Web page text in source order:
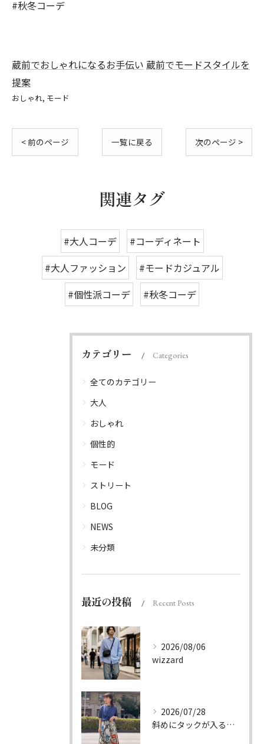
#秋冬コーデ
蔵前でおしゃれになるお手伝い 蔵前でモードスタイルを
提案
おしゃれ モード
< 前のページ 一覧に戻る 次のページ >
関連タグ
#大人コーデ
#コーディネート
#大人ファッション
#モードカジュアル
#個性派コーデ
#秋冬コーデ
カテゴリー Categories
全てのカテゴリー
大人
おしゃれ
個性的
モード
ストリート
BLOG
NEWS
未分類
最近の投稿 Recent Posts
2026/08/06
wizzard
2026/07/28
斜めにタックが入る事でスカートに綺麗な流れができ、品の良さを...